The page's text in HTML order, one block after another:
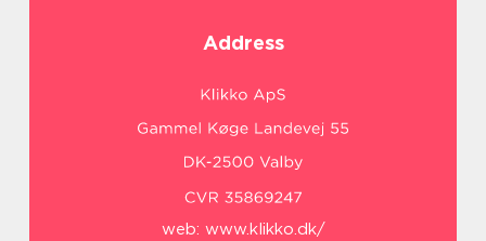
Address
web: www.klikko.dk/